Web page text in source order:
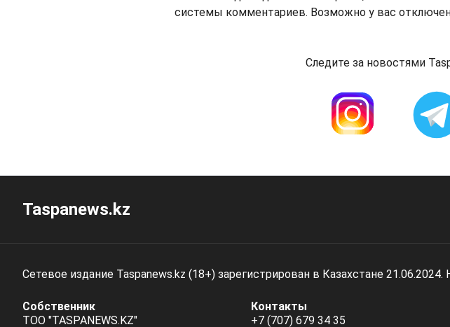
системы комментариев. Возможно у вас
Следите за новостями
Taspanews.kz
Сетевое издание Taspanews.kz (18+) зарегистрирован в Казахстане
Собственник
ТОО "TASPANEWS.KZ"
Контакты
+7 (707) 679 34 35